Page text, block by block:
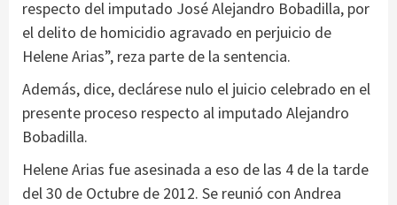
respecto del imputado José Alejandro Bobadilla, por
el delito de homicidio agravado en perjuicio de
Helene Arias”, reza parte de la sentencia.
Además, dice, declárese nulo el juicio celebrado en el
presente proceso respecto al imputado Alejandro
Bobadilla.
Helene Arias fue asesinada a eso de las 4 de la tarde
del 30 de Octubre de 2012. Se reunió con Andrea